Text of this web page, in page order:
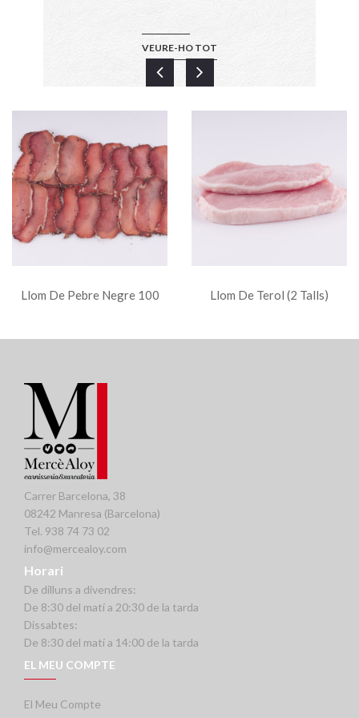
VEURE-HO TOT
Llom De Pebre Negre 100
Llom De Terol (2 Talls)
Carrer Barcelona, 38
08242 Manresa (Barcelona)
Tel. 938 74 73 02
info@mercealoy.com
Horari
De dilluns a divendres:
De 8:30 del matí a 20:30 de la tarda
Dissabtes:
De 8:30 del matí a 14:00 de la tarda
EL MEU COMPTE
El Meu Compte